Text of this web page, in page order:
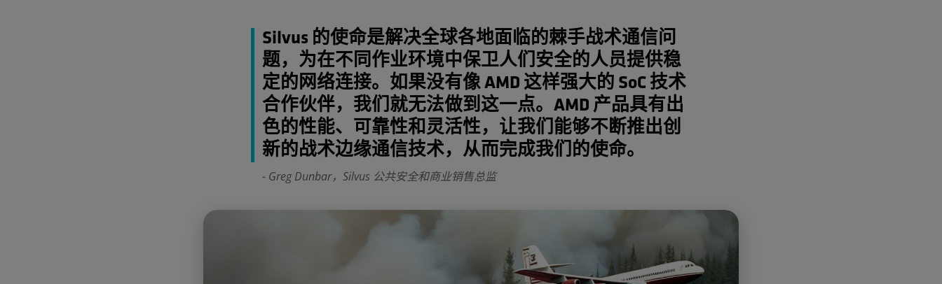
Silvus 的使命是解决全球各地面临的棘手战术通信问
题，为在不同作业环境中保卫人们安全的人员提供稳
定的网络连接。如果没有像 AMD 这样强大的 SoC 技术
合作伙伴，我们就无法做到这一点。AMD 产品具有出
色的性能、可靠性和灵活性，让我们能够不断推出创
新的战术边缘通信技术，从而完成我们的使命。
- Greg Dunbar，Silvus 公共安全和商业销售总监